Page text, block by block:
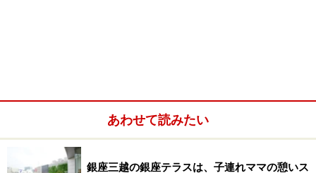
1 /2
あわせて読みたい
銀座三越の銀座テラスは、子連れママの憩いス